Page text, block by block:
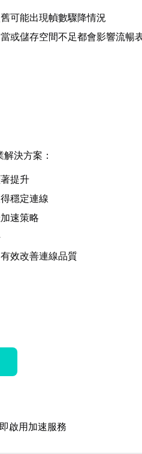
可能出現幀數驟降情況
或儲存空間不足都會影響流暢
決方案：
提升
穩定連線
速策略
效改善連線品質
啟用加速服務